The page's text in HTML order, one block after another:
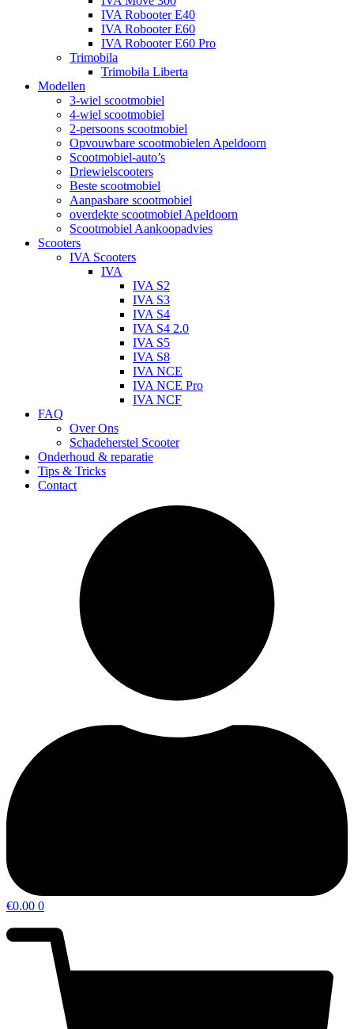
IVA Robooter E40
IVA Robooter E60
IVA Robooter E60 Pro
Trimobila
Trimobila Liberta
Modellen
3-wiel scootmobiel
4-wiel scootmobiel
2-persoons scootmobiel
Opvouwbare scootmobielen Apeldoorn
Scootmobiel-auto’s
Driewielscooters
Beste scootmobiel
Aanpasbare scootmobiel
overdekte scootmobiel Apeldoorn
Scootmobiel Aankoopadvies
Scooters
IVA Scooters
IVA
IVA S2
IVA S3
IVA S4
IVA S4 2.0
IVA S5
IVA S8
IVA NCE
IVA NCE Pro
IVA NCF
FAQ
Over Ons
Schadeherstel Scooter
Onderhoud & reparatie
Tips & Tricks
Contact
€0.00 0